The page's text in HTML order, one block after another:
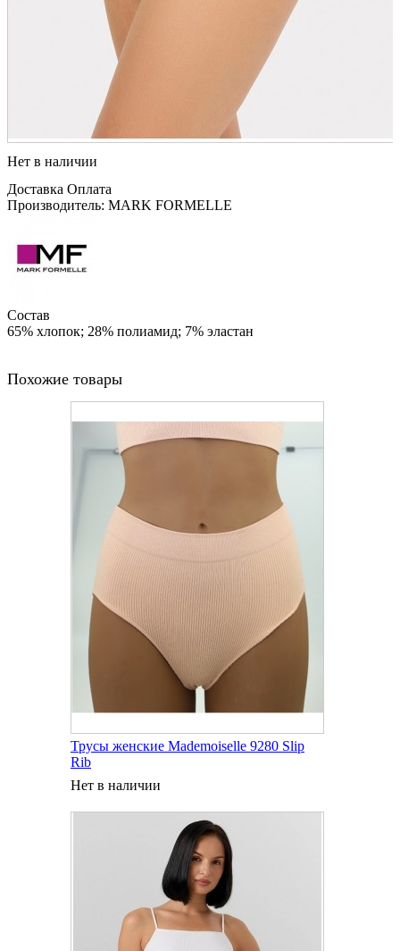
Нет в наличии
Доставка Оплата
Производитель: MARK FORMELLE
Состав
65% хлопок; 28% полиамид; 7% эластан
Похожие товары
Трусы женские Mademoiselle 9280 Slip
Rib
Нет в наличии